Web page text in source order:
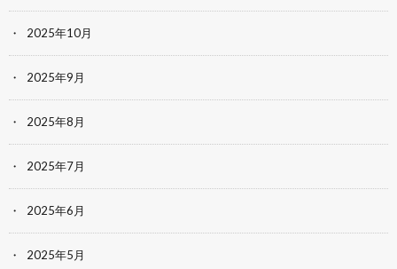
2025年10月
2025年9月
2025年8月
2025年7月
2025年6月
2025年5月